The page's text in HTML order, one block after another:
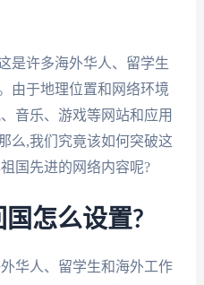
是许多海外华人、留学生
由于地理位置和网络环境
音乐、游戏等网站和应用
么,我们究竟该如何突破这
国先进的网络内容呢?
怎么设置?
华人、留学生和海外工作